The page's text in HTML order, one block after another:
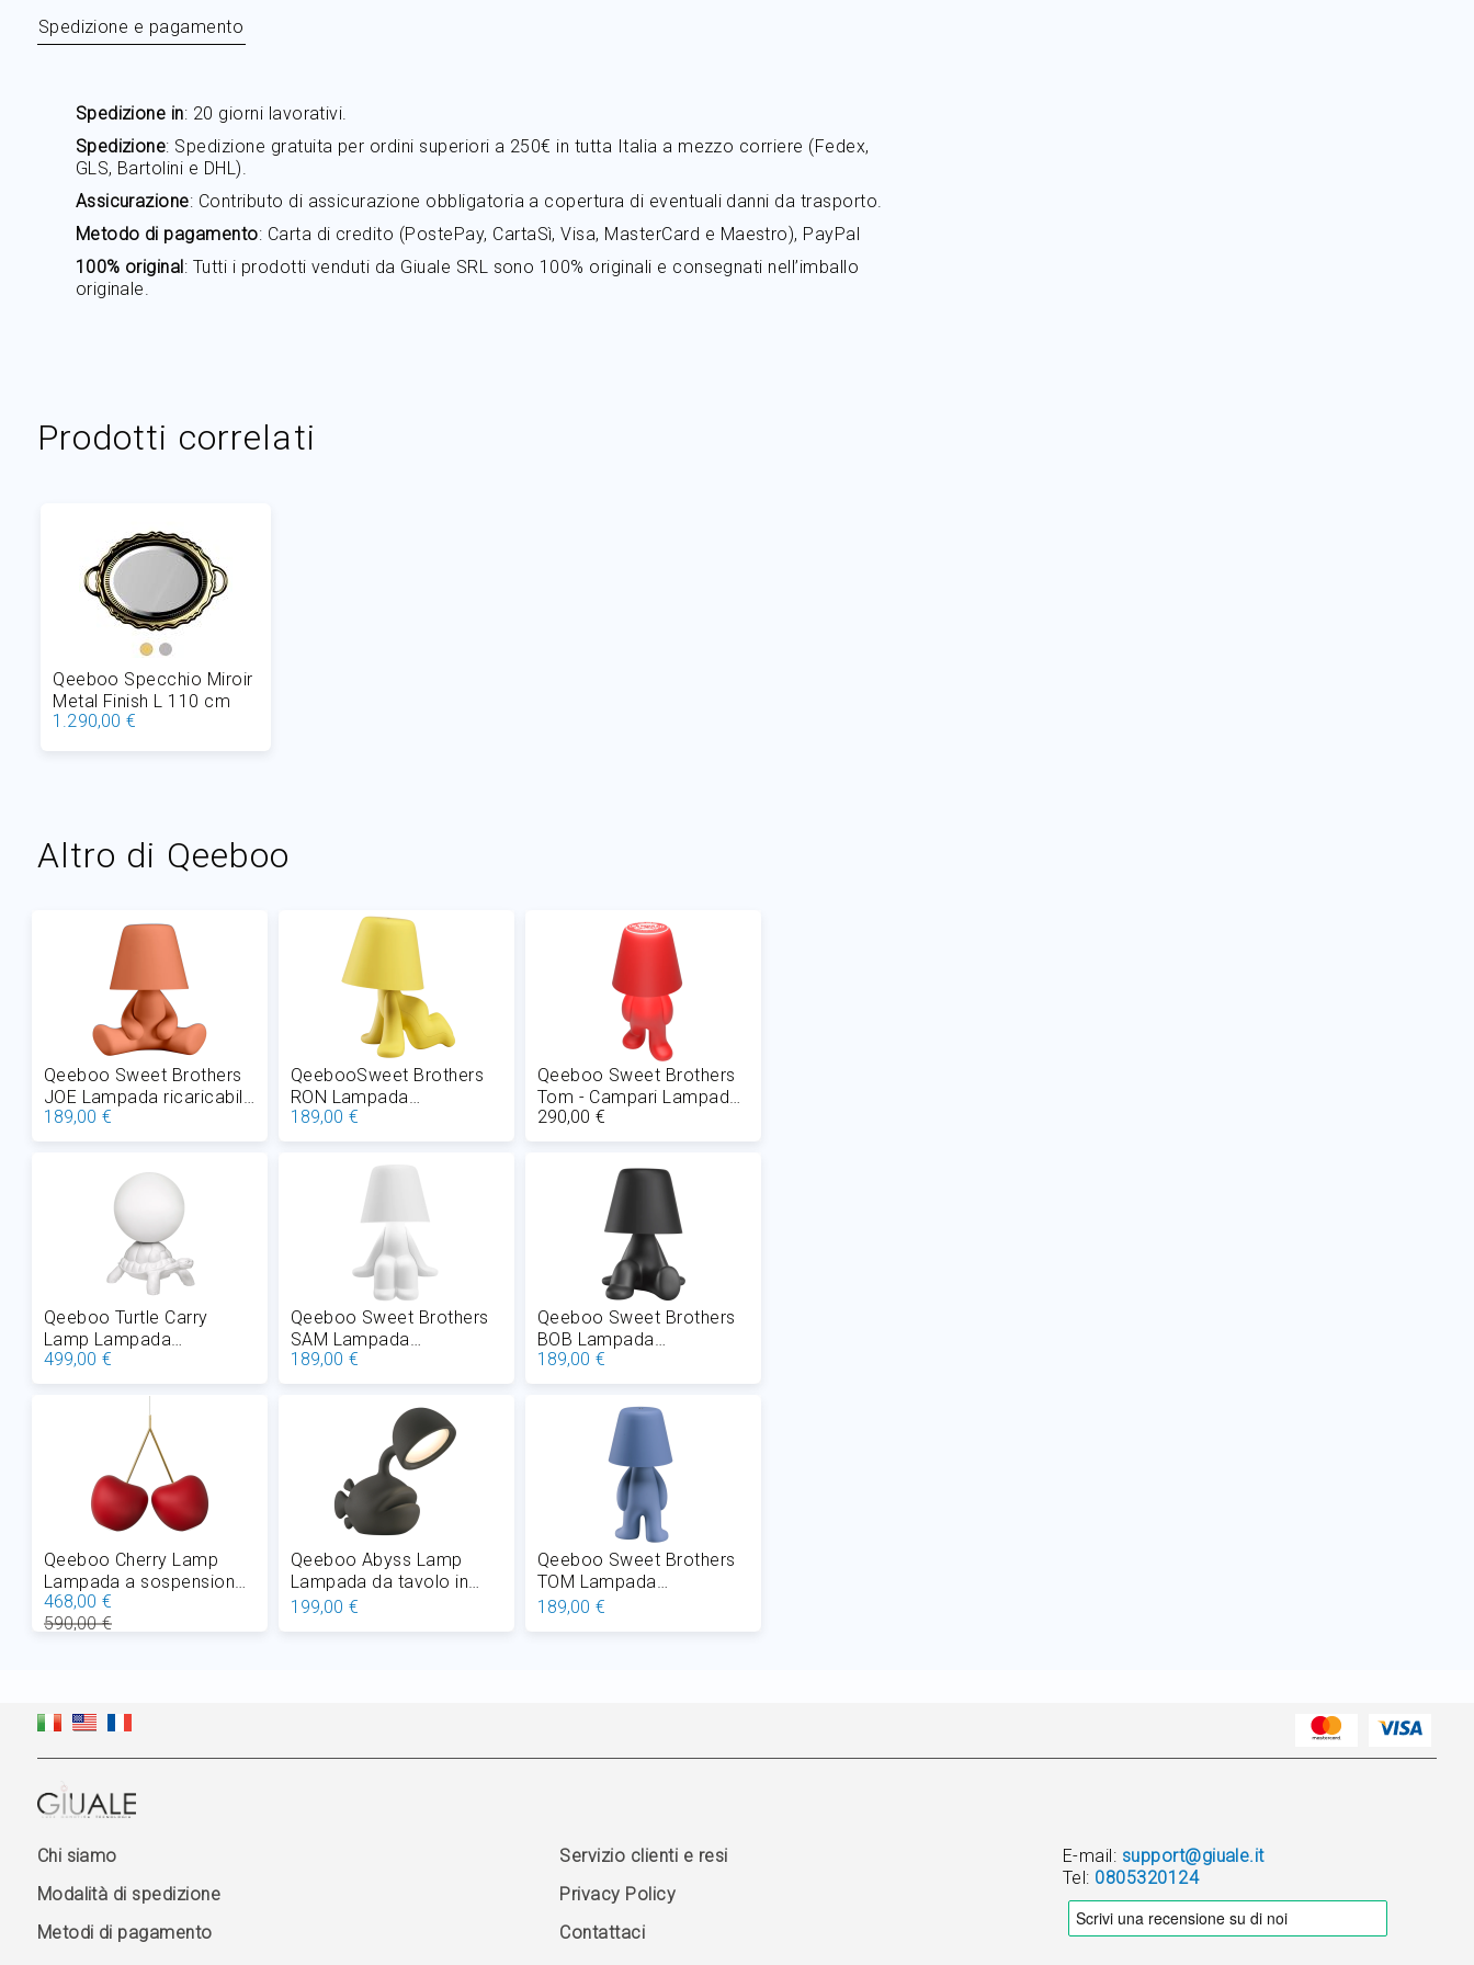
Spedizione e pagamento
Spedizione in: 20 giorni lavorativi.
Spedizione: Spedizione gratuita per ordini superiori a 250€ in tutta Italia a mezzo corriere (Fedex,
GLS, Bartolini e DHL).
Assicurazione: Contributo di assicurazione obbligatoria a copertura di eventuali danni da trasporto.
Metodo di pagamento: Carta di credito (PostePay, CartaSì, Visa, MasterCard e Maestro), PayPal
100% original: Tutti i prodotti venduti da Giuale SRL sono 100% originali e consegnati nell’imballo
originale.
Prodotti correlati
Qeeboo Specchio Miroir
Metal Finish L 110 cm
1.290,00 €
Altro di Qeeboo
Qeeboo Sweet Brothers
JOE Lampada ricaricabile
da tavolo LED 1,5W H
24,5 cm
189,00 €
Aggiungi al Carrello
QeebooSweet Brothers
RON Lampada
ricaricabile da tavolo LED
1,5W H 24,5 cm
189,00 €
Aggiungi al Carrello
Qeeboo Sweet Brothers
Tom - Campari Lampada
ricaricabile da tavolo LED
1,5W H 31 cm
290,00 €
Aggiungi al Carrello
Qeeboo Turtle Carry
Lamp Lampada
ricaricabile da tavolo in
polietilene LED 4,5W H 73
499,00 €
Aggiungi al Carrello
Qeeboo Sweet Brothers
SAM Lampada
ricaricabile da tavolo LED
1,5W H 27,5 cm
189,00 €
Aggiungi al Carrello
Qeeboo Sweet Brothers
BOB Lampada
ricaricabile da tavolo LED
1,5W H 24 cm
189,00 €
Aggiungi al Carrello
Qeeboo Cherry Lamp
Lampada a sospensione
LED 18W L 62,5 cm
468,00 €
590,00 €
Qeeboo Abyss Lamp
Lampada da tavolo in
polietilene LED 2,9W H 35
199,00 €
Qeeboo Sweet Brothers
TOM Lampada
ricaricabile da tavolo LED
189,00 €
Chi siamo
Modalità di spedizione
Metodi di pagamento
Servizio clienti e resi
Privacy Policy
Contattaci
E-mail: support@giuale.it
Tel: 0805320124